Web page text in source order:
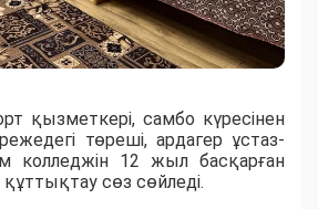
қызметкері, самбо күресінен
төреші, ардагер ұстаз-
колледжін 12 жыл басқарған
сөз сөйледі.